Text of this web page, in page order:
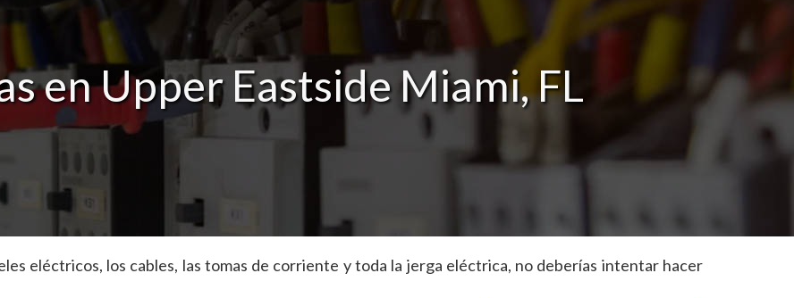
en Upper Eastside Miami, FL
eléctricos, los cables, las tomas de corriente y toda la jerga eléctrica, no deberías intentar hacer